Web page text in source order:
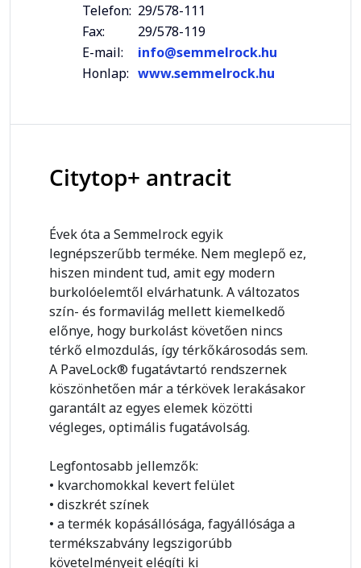
Telefon: 29/578-111
Fax:
29/578-119
E-mail:
info@semmelrock.hu
Honlap: www.semmelrock.hu
Citytop+ antracit
Évek óta a Semmelrock egyik
legnépszerűbb terméke. Nem meglepő ez,
hiszen mindent tud, amit egy modern
burkolóelemtől elvárhatunk. A változatos
szín- és formavilág mellett kiemelkedő
előnye, hogy burkolást követően nincs
térkő elmozdulás, így térkőkárosodás sem.
A PaveLock® fugatávtartó rendszernek
köszönhetően már a térkövek lerakásakor
garantált az egyes elemek közötti
végleges, optimális fugatávolság.
Legfontosabb jellemzők:
• kvarchomokkal kevert felület
• diszkrét színek
• a termék kopásállósága, fagyállósága a
termékszabvány legszigorúbb
követelményeit elégíti ki